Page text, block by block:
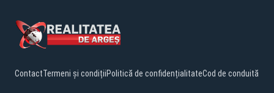
ContactTermeni și condițiiPolitică de confidențialitateCod de conduită